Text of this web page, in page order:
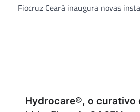
Fiocruz Ceará inaugura novas
Hydrocare®, o curativo